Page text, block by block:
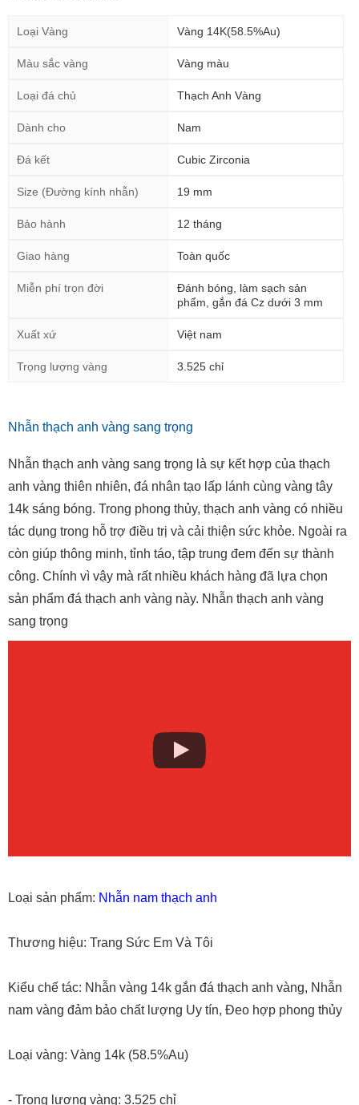
Loại Vàng Vàng 14K(58.5%Au)
Màu sắc vàng Vàng màu
Loại đá chủ Thạch Anh Vàng
Dành cho Nam
Đá kết Cubic Zirconia
Size (Đường kính nhẫn) 19 mm
Bảo hành 12 tháng
Giao hàng Toàn quốc
Miễn phí trọn đời
Đánh bóng, làm sạch sản
phẩm, gắn đá Cz dưới 3 mm
Xuất xứ Việt nam
Trọng lượng vàng 3.525 chỉ
Nhẫn thạch anh vàng sang trọng
Nhẫn thạch anh vàng sang trọng là sự kết hợp của thạch
anh vàng thiên nhiên, đá nhân tạo lấp lánh cùng vàng tây
14k sáng bóng. Trong phong thủy, thạch anh vàng có nhiều
tác dụng trong hỗ trợ điều trị và cải thiện sức khỏe. Ngoài ra
còn giúp thông minh, tỉnh táo, tập trung đem đến sự thành
công. Chính vì vậy mà rất nhiều khách hàng đã lựa chọn
sản phẩm đá thạch anh vàng này. Nhẫn thạch anh vàng
sang trọng
Loại sản phẩm: Nhẫn nam thạch anh
Thương hiệu: Trang Sức Em Và Tôi
Kiểu chế tác: Nhẫn vàng 14k gắn đá thạch anh vàng, Nhẫn
nam vàng đảm bảo chất lượng Uy tín, Đeo hợp phong thủy
Loại vàng: Vàng 14k (58.5%Au)
- Trọng lượng vàng: 3.525 chỉ